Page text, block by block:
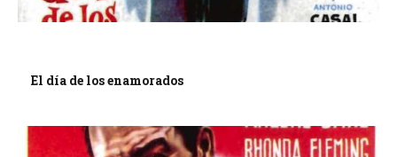
El día de los enamorados